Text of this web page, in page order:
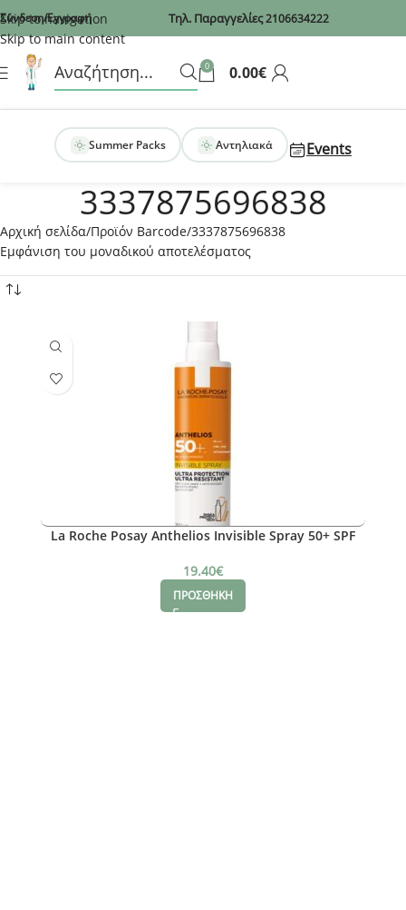
Recaptcha
Skip to navigation
Skip to main content
Σύνδεση/Εγγραφή Τηλ. Παραγγελίες2106634222
0 0.00€
Summer Packs Αντηλιακά Events
3337875696838
Αρχική σελίδα Προϊόν Barcode 3337875696838
Εμφάνιση του μοναδικού αποτελέσματος
La Roche Posay Anthelios Invisible Spray 50+ SPF
19.40€
ΠΡΟΣΘΗΚΗ